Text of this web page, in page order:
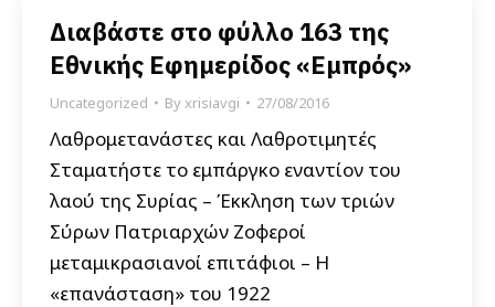
Διαβάστε στο φύλλο 163 της
Εθνικής Εφημερίδος «Εμπρός»
Uncategorized Byxrisiavgi 27/08/2016
Λαθρομετανάστες και Λαθροτιμητές
Σταματήστε το εμπάργκο εναντίον του
λαού της Συρίας – Έκκληση των τριών
Σύρων Πατριαρχών Ζοφεροί
μεταμικρασιανοί επιτάφιοι – Η
«επανάσταση» του 1922